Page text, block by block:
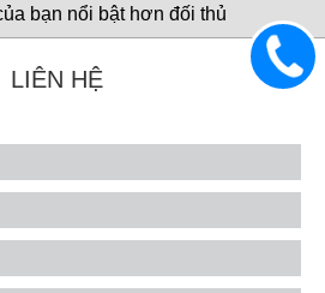
bạn nổi bật hơn đối thủ
LIÊN HỆ
0983
633